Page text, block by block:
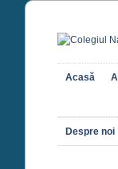
Acasă
Despre noi